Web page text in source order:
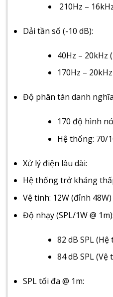
210Hz –
Dải tần số (-10 dB):
40Hz – 20kHz
170Hz –
Độ phân tán danh
170 độ hình
Hệ thống: 70/
Xử lý điện lâu dài:
Hệ thống trở kháng
Vệ tinh: 12W (đỉnh 48W)
Độ nhạy (SPL/1W @ 1m):
82 dB SPL
84 dB SPL (Vệ
SPL tối đa @ 1m: